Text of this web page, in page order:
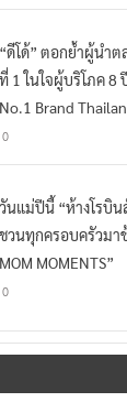
“ดีโด้” ตอกย้ำผู้นำ
ที่ 1 ในใจผู้บริโภค 8
No.1 Brand
0
วันแม่ปีนี้ “ห้างโรบิน
ชวนทุกครอบครัวมา
MOM MOMENTS”
0